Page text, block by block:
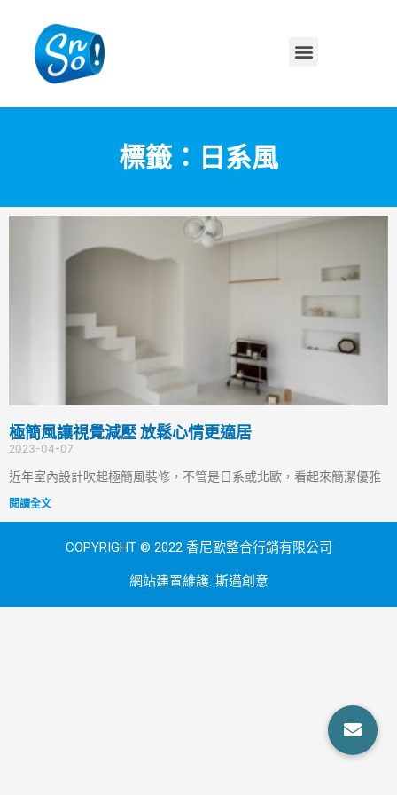
標籤：日系風
極簡風讓視覺減壓 放鬆心情更適居
2023-04-07
近年室內設計吹起極簡風裝修，不管是日系或北歐，看起來簡潔優雅
閱讀全文
COPYRIGHT © 2022 香尼歐整合行銷有限公司
網站建置維護: 斯邁創意